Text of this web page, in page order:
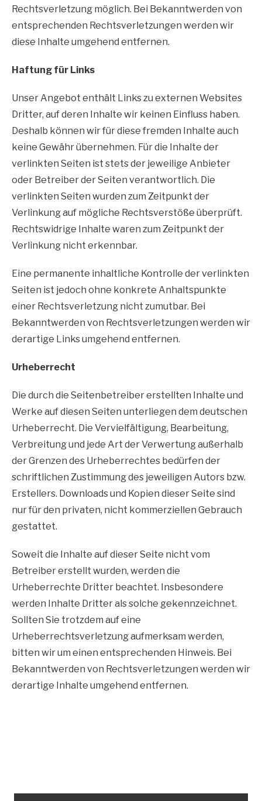
Rechtsverletzung möglich. Bei Bekanntwerden von
entsprechenden Rechtsverletzungen werden wir
diese Inhalte umgehend entfernen.
Haftung für Links
Unser Angebot enthält Links zu externen Websites
Dritter, auf deren Inhalte wir keinen Einfluss haben.
Deshalb können wir für diese fremden Inhalte auch
keine Gewähr übernehmen. Für die Inhalte der
verlinkten Seiten ist stets der jeweilige Anbieter
oder Betreiber der Seiten verantwortlich. Die
verlinkten Seiten wurden zum Zeitpunkt der
Verlinkung auf mögliche Rechtsverstöße überprüft.
Rechtswidrige Inhalte waren zum Zeitpunkt der
Verlinkung nicht erkennbar.
Eine permanente inhaltliche Kontrolle der verlinkten
Seiten ist jedoch ohne konkrete Anhaltspunkte
einer Rechtsverletzung nicht zumutbar. Bei
Bekanntwerden von Rechtsverletzungen werden wir
derartige Links umgehend entfernen.
Urheberrecht
Die durch die Seitenbetreiber erstellten Inhalte und
Werke auf diesen Seiten unterliegen dem deutschen
Urheberrecht. Die Vervielfältigung, Bearbeitung,
Verbreitung und jede Art der Verwertung außerhalb
der Grenzen des Urheberrechtes bedürfen der
schriftlichen Zustimmung des jeweiligen Autors bzw.
Erstellers. Downloads und Kopien dieser Seite sind
nur für den privaten, nicht kommerziellen Gebrauch
gestattet.
Soweit die Inhalte auf dieser Seite nicht vom
Betreiber erstellt wurden, werden die
Urheberrechte Dritter beachtet. Insbesondere
werden Inhalte Dritter als solche gekennzeichnet.
Sollten Sie trotzdem auf eine
Urheberrechtsverletzung aufmerksam werden,
bitten wir um einen entsprechenden Hinweis. Bei
Bekanntwerden von Rechtsverletzungen werden wir
derartige Inhalte umgehend entfernen.